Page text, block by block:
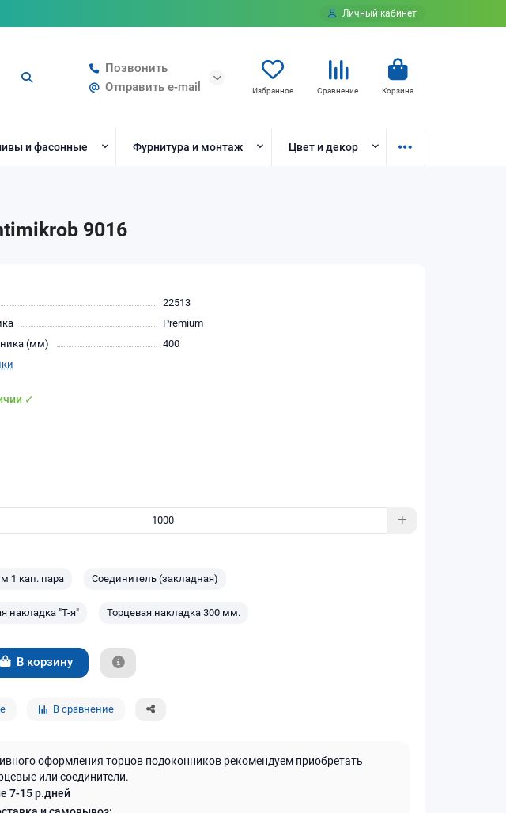
Личный кабинет
Позвонить
Отправить e-mail
Избранное Сравнение Корзина
и фасонные Фурнитура и монтаж Цвет и декор
9016
22513
Premium
(мм)
400
✓
1 кап. пара Соединитель (закладная)
накладка "Т-я" Торцевая накладка 300 мм.
В корзину
В сравнение
оформления торцов подоконников рекомендуем приобретать
или соединители.
7-15 р.дней